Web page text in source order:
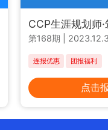
CCP生涯规划师
第168期
连报优惠 团报福利
点击